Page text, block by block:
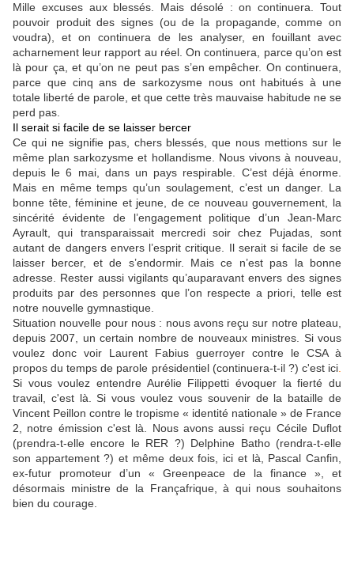
Mille excuses aux blessés. Mais désolé : on continuera. Tout
pouvoir produit des signes (ou de la propagande, comme on
voudra), et on continuera de les analyser, en fouillant avec
acharnement leur rapport au réel. On continuera, parce qu’on est
là pour ça, et qu’on ne peut pas s’en empêcher. On continuera,
parce que cinq ans de sarkozysme nous ont habitués à une
totale liberté de parole, et que cette très mauvaise habitude ne se
perd pas.
Il serait si facile de se laisser bercer
Ce qui ne signifie pas, chers blessés, que nous mettions sur le
même plan sarkozysme et hollandisme. Nous vivons à nouveau,
depuis le 6 mai, dans un pays respirable. C’est déjà énorme.
Mais en même temps qu’un soulagement, c’est un danger. La
bonne tête, féminine et jeune, de ce nouveau gouvernement, la
sincérité évidente de l’engagement politique d’un Jean-Marc
Ayrault, qui transparaissait mercredi soir chez Pujadas, sont
autant de dangers envers l’esprit critique. Il serait si facile de se
laisser bercer, et de s’endormir. Mais ce n’est pas la bonne
adresse. Rester aussi vigilants qu’auparavant envers des signes
produits par des personnes que l’on respecte a priori, telle est
notre nouvelle gymnastique.
Situation nouvelle pour nous : nous avons reçu sur notre plateau,
depuis 2007, un certain nombre de nouveaux ministres. Si vous
voulez donc voir Laurent Fabius guerroyer contre le CSA à
propos du temps de parole présidentiel (continuera-t-il ?) c'est ici
Si vous voulez entendre Aurélie Filippetti évoquer la fierté du
travail, c'est là. Si vous voulez vous souvenir de la bataille de
Vincent Peillon contre le tropisme « identité nationale » de France
2, notre émission c'est là. Nous avons aussi reçu Cécile Duflot
(prendra-t-elle encore le RER ?) Delphine Batho (rendra-t-elle
son appartement ?) et même deux fois, ici et là, Pascal Canfin,
ex-futur promoteur d’un « Greenpeace de la finance », et
désormais ministre de la Françafrique, à qui nous souhaitons
bien du courage.